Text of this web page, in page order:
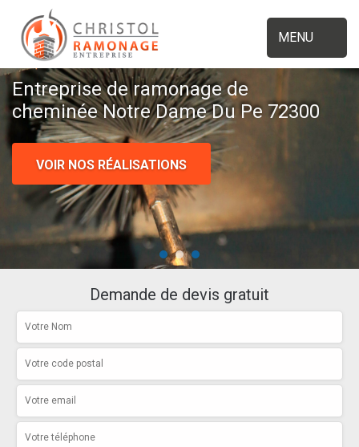
MENU
Entreprise de ramonage de
cheminée Notre Dame Du Pe 72300
VOIR NOS RÉALISATIONS
Demande de devis gratuit